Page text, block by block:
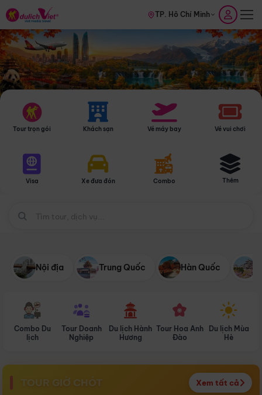
TP. Hồ Chí Minh
Tour trọn gói Khách sạn Vé máy bay Vé vui chơi
Visa Xe đưa đón Combo Thêm
Nội địa Trung Quốc Hàn Quốc
Combo Du
lịch
Tour Doanh
Nghiệp
Du lịch Hành
Hương
Tour Hoa Anh
Đào
Du lịch Mùa
Hè
TOUR GIỜ CHÓT Xem tất cả
Điểm nổi bật